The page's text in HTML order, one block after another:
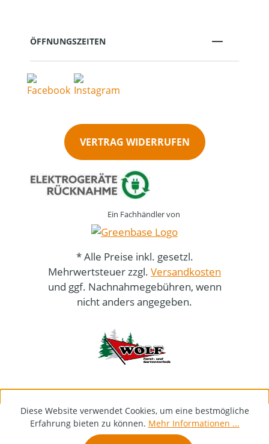
ÖFFNUNGSZEITEN
VERTRAG WIDERRUFEN
Ein Fachhändler von
* Alle Preise inkl. gesetzl.
Mehrwertsteuer zzgl. Versandkosten
und ggf. Nachnahmegebühren, wenn
nicht anders angegeben.
Diese Website verwendet Cookies, um eine bestmögliche
Erfahrung bieten zu können. Mehr Informationen ...